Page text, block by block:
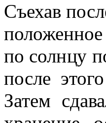
Съехав
по солнцу
после
За­тем